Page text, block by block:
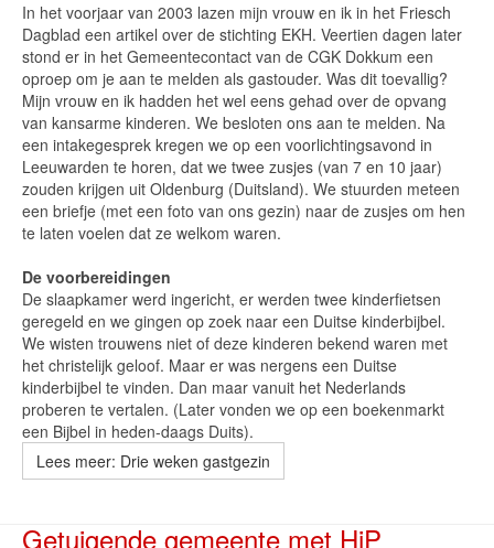
In het voorjaar van 2003 lazen mijn vrouw en ik in het Friesch
Dagblad een artikel over de stichting EKH. Veertien dagen later
stond er in het Gemeentecontact van de CGK Dokkum een
oproep om je aan te melden als gastouder. Was dit toevallig?
Mijn vrouw en ik hadden het wel eens gehad over de opvang
van kansarme kinderen. We besloten ons aan te melden. Na
een intakegesprek kregen we op een voorlichtingsavond in
Leeuwarden te horen, dat we twee zusjes (van 7 en 10 jaar)
zouden krijgen uit Oldenburg (Duitsland). We stuurden meteen
een briefje (met een foto van ons gezin) naar de zusjes om hen
te laten voelen dat ze welkom waren.
De voorbereidingen
De slaapkamer werd ingericht, er werden twee kinderfietsen
geregeld en we gingen op zoek naar een Duitse kinderbijbel.
We wisten trouwens niet of deze kinderen bekend waren met
het christelijk geloof. Maar er was nergens een Duitse
kinderbijbel te vinden. Dan maar vanuit het Nederlands
proberen te vertalen. (Later vonden we op een boekenmarkt
een Bijbel in heden-daags Duits).
Lees meer: Drie weken gastgezin
Getuigende gemeente met HiP